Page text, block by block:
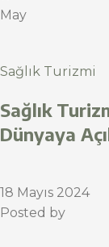
May
Sağlık Turizmi
Sağlık
Dünyaya
18 Mayıs 2024
Posted by